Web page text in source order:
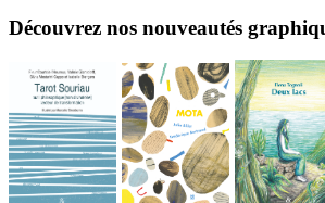
Découvrez nos nouveautés